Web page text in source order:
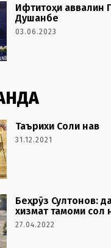
Ифтитоҳи аввалин
Душанбе
03.06.2023
Таърихи Соли нав
31.12.2021
Беҳрӯз Султонов:
хизмат тамоми сол
27.04.2022